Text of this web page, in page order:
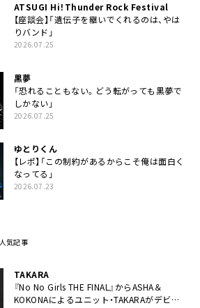
ATSUGI Hi！Thunder Rock Festival
【座談会】「遺伝子を継いでくれるのは、やは
りバンド」
2026.07.25
黒夢
「恐れることもない。どう転がっても黒夢で
しかない」
2026.07.25
ゆとりくん
【レポ】「この制約があるからこそ俺は面白く
なってる」
2026.07.23
人気記事
TAKARA
『No No Girls THE FINAL』からASHA＆
KOKONAによるユニット・TAKARAがデビュ